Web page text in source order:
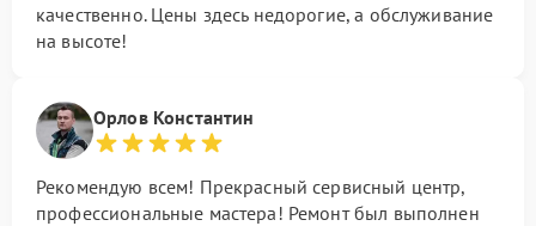
качественно. Цены здесь недорогие, а обслуживание
на высоте!
Орлов Константин
Рекомендую всем! Прекрасный сервисный центр,
профессиональные мастера! Ремонт был выполнен